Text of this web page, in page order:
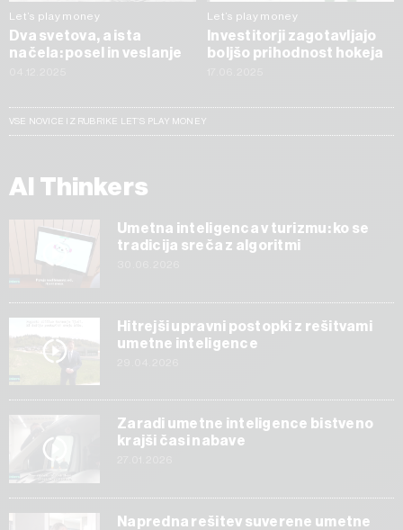
Let’s play money
Dva svetova, a ista
načela: posel in veslanje
Let’s play money
Investitorji zagotavljajo
boljšo prihodnost hokeja
VSE NOVICE IZ RUBRIKE LET’S PLAY MONEY
AI Thinkers
Umetna inteligenca v turizmu: ko se
tradicija sreča z algoritmi
Hitrejši upravni postopki z rešitvami
umetne inteligence
Zaradi umetne inteligence bistveno
krajši časi nabave
Napredna rešitev suverene umetne